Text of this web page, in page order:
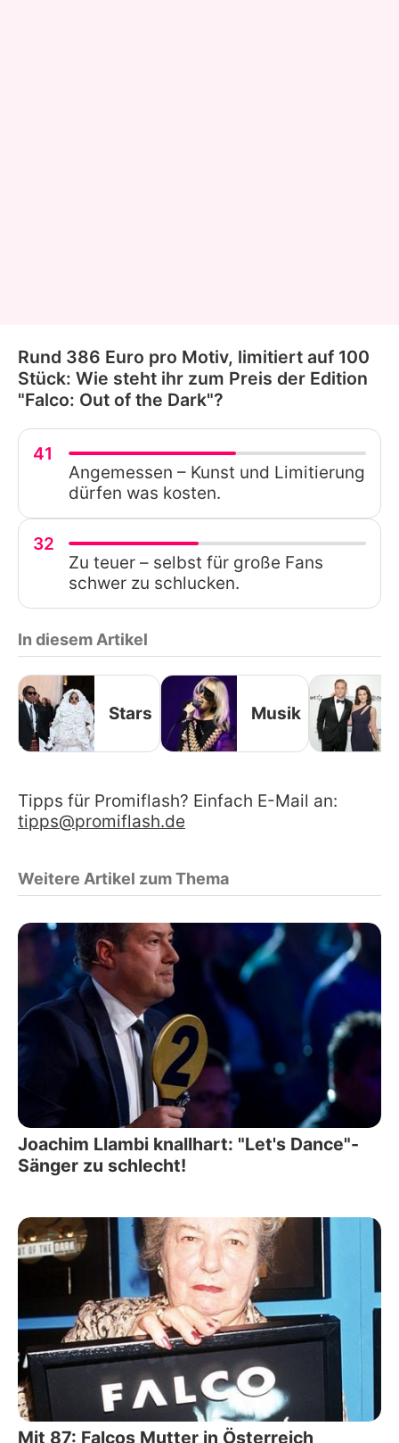
Rund 386 Euro pro Motiv, limitiert auf 100
Stück: Wie steht ihr zum Preis der Edition
"Falco: Out of the Dark"?
41
Angemessen – Kunst und Limitierung
dürfen was kosten.
32
Zu teuer – selbst für große Fans
schwer zu schlucken.
In diesem Artikel
Stars Musik
Tipps für Promiflash? Einfach E-Mail an:
tipps@promiflash.de
Weitere Artikel zum Thema
Joachim Llambi knallhart: "Let's Dance"-
Sänger zu schlecht!
Mit 87: Falcos Mutter in Österreich